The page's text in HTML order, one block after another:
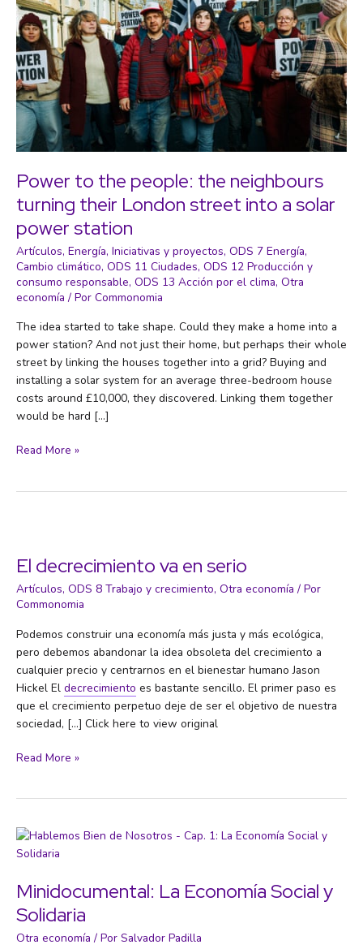
Power to the people: the neighbours
turning their London street into a solar
power station
Artículos, Energía, Iniciativas y proyectos, ODS 7 Energía,
Cambio climático, ODS 11 Ciudades, ODS 12 Producción y
consumo responsable, ODS 13 Acción por el clima, Otra
economía / Por Commonomia
The idea started to take shape. Could they make a home into a
power station? And not just their home, but perhaps their whole
street by linking the houses together into a grid? Buying and
installing a solar system for an average three-bedroom house
costs around £10,000, they discovered. Linking them together
would be hard […]
Power
turning
their
London
street
into
solar
power
station
Read More »
El decrecimiento va en serio
Artículos, ODS 8 Trabajo y crecimiento, Otra economía / Por
Commonomia
Podemos construir una economía más justa y más ecológica,
pero debemos abandonar la idea obsoleta del crecimiento a
cualquier precio y centrarnos en el bienestar humano Jason
Hickel El decrecimiento es bastante sencillo. El primer paso es
que el crecimiento perpetuo deje de ser el objetivo de nuestra
sociedad, […] Click here to view original
El
serio
Read More »
Minidocumental: La Economía Social y
Solidaria
Otra economía / Por Salvador Padilla